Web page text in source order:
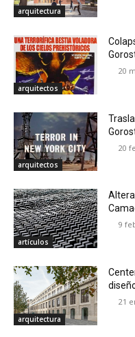
arquitectura
arquitectos
20
arquitectos
20
artículos
9
arquitectura
21